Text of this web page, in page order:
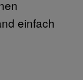
einfach